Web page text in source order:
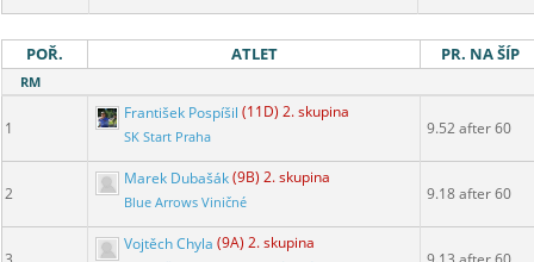
POŘ. ATLET PR. NA ŠÍP
RM
1
František Pospíšil (11D) 2. skupina
SK Start Praha 9.52 after 60
2
Marek Dubašák(9B) 2. skupina
Blue Arrows Viničné 9.18 after 60
Vojtěch Chyla (9A) 2. skupina